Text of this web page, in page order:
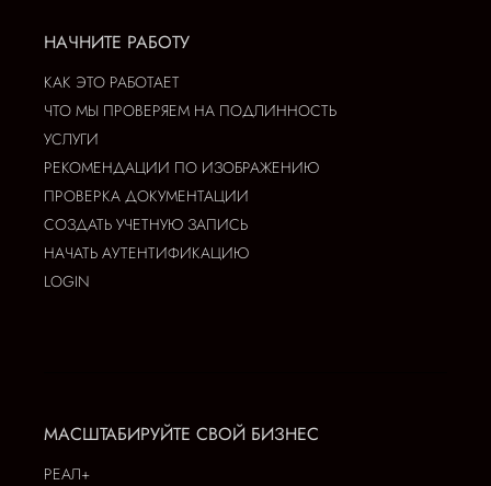
НАЧНИТЕ РАБОТУ
КАК ЭТО РАБОТАЕТ
ЧТО МЫ ПРОВЕРЯЕМ НА ПОДЛИННОСТЬ
УСЛУГИ
РЕКОМЕНДАЦИИ ПО ИЗОБРАЖЕНИЮ
ПРОВЕРКА ДОКУМЕНТАЦИИ
СОЗДАТЬ УЧЕТНУЮ ЗАПИСЬ
НАЧАТЬ АУТЕНТИФИКАЦИЮ
LOGIN
МАСШТАБИРУЙТЕ СВОЙ БИЗНЕС
РЕАЛ+